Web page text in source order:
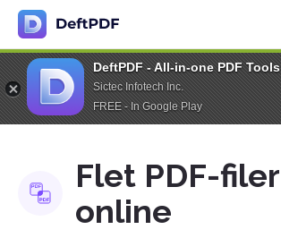
DeftPDF - All-in-one PDF Tools
Sictec Infotech Inc.
FREE - In Google Play
Flet PDF-filer
online